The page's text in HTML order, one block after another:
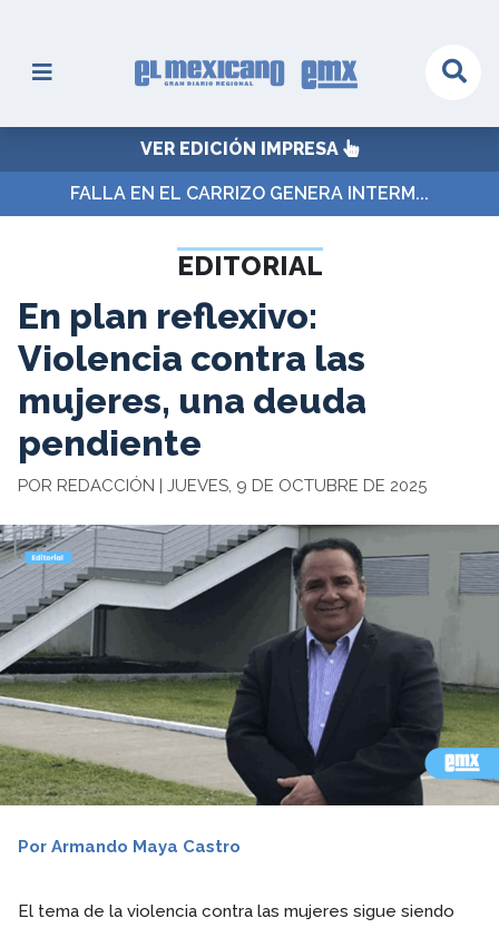
VER EDICIÓN IMPRESA
FALLA EN EL CARRIZO GENERA INTERM...
EDITORIAL
En plan reflexivo:
Violencia contra las
mujeres, una deuda
pendiente
POR REDACCIÓN | JUEVES, 9 DE OCTUBRE DE 2025
Por Armando Maya Castro
El tema de la violencia contra las mujeres sigue siendo